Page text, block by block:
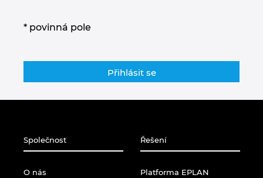
* povinná pole
Společnost
O nás
Řešení
Platforma EPLAN
Singapur